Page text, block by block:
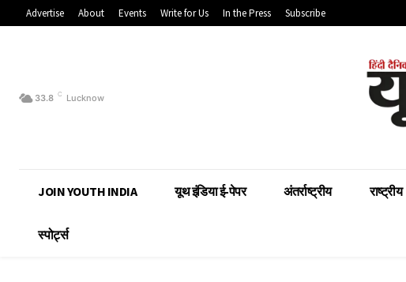
Advertise About Events Write for Us In the Press Subscribe
33.8 C Lucknow
JOIN YOUTH INDIA यूथ इंडिया ई-पेपर अंतर्राष्ट्रीय राष्ट्रीय
स्पोर्ट्स